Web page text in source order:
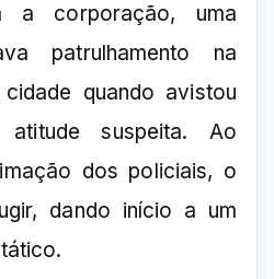
a corporação, uma
patrulhamento na
quando avistou
suspeita. Ao
dos policiais, o
dando início a um